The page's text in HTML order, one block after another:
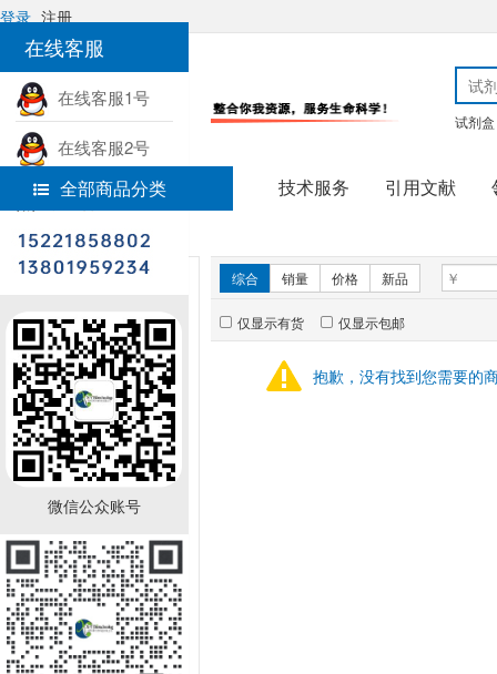
在线客服
在线客服1号
在线客服2号
热线电话
微信公众账号
登录 注册
试剂盒
全部商品分类 技术服务 引用文献
首页
试剂盒
新品推荐
暂无推荐商品
销量排行
角质细胞培养基 KM
￥2280.00
综合 销量 价格 新品
仅显示有货 仅显示包邮
抱歉，没有找到您需要的